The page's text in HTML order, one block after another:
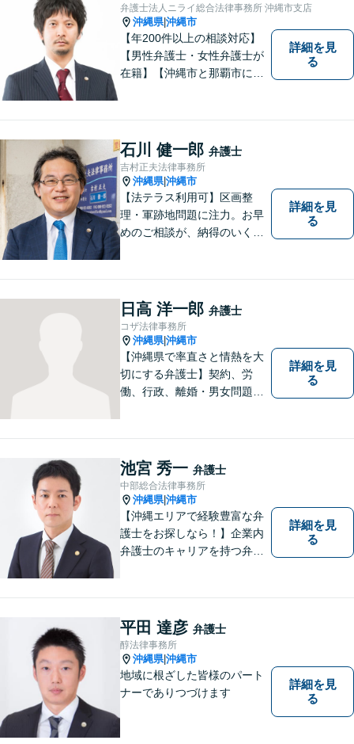
弁護士法人ニライ総合法律事務所 沖縄市支店
沖縄県|沖縄市
【年200件以上の相談対応】
【男性弁護士・女性弁護士が
在籍】【沖縄市と那覇市に事
業法務など幅広く対応しま
す。「沖縄ならではの習慣」
を熟知した弁護士が多数在
籍。
詳細を見
る
石川 健一郎 弁護士
吉村正夫法律事務所
沖縄県|沖縄市
【法テラス利用可】区画整
理・軍跡地問題に注力。お早
めのご相談が、納得のいく解
まう前にご連絡を。あなたの
代理人として全力でサポート
します【分割払い可】【休日
夜間対応】【駐車場あり】
詳細を見
る
日高 洋一郎 弁護士
コザ法律事務所
沖縄県|沖縄市
【沖縄県で率直さと情熱を大
切にする弁護士】契約、労
働、行政、離婚・男女問題、
の皆様のお役に立てればと思
っております。お困りごとが
あれば、一度ご相談くださ
い。
詳細を見
る
池宮 秀一 弁護士
中部総合法律事務所
沖縄県|沖縄市
【沖縄エリアで経験豊富な弁
護士をお探しなら！】企業内
弁護士のキャリアを持つ弁護
種多様なご相談に対応してお
ります。スピード感を持っ
て、かつ丁寧な対応を心がけ
ていますので、ぜひ気兼ねな
くご相談ください。
詳細を見
る
平田 達彦 弁護士
醇法律事務所
沖縄県|沖縄市
地域に根ざした皆様のパート
ナーでありつづけます
詳細を見
る